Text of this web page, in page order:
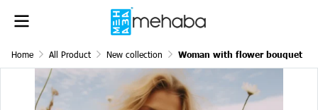
Home All Product New collection Woman with flower bouquet